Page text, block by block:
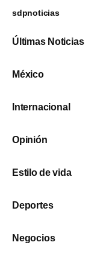
sdpnoticias
Últimas Noticias
México
Internacional
Opinión
Estilo de vida
Deportes
Negocios